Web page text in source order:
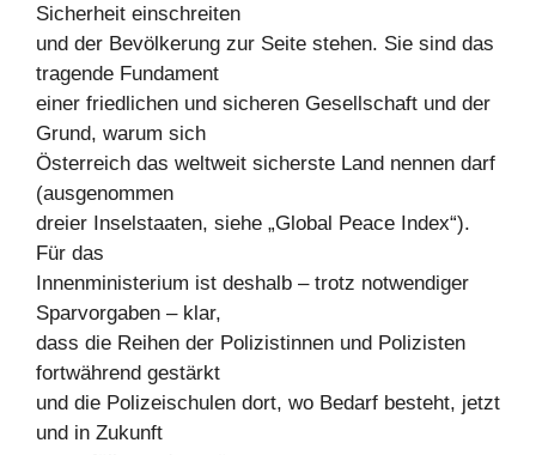
Sicherheit einschreiten
und der Bevölkerung zur Seite stehen. Sie sind das
tragende Fundament
einer friedlichen und sicheren Gesellschaft und der
Grund, warum sich
Österreich das weltweit sicherste Land nennen darf
(ausgenommen
dreier Inselstaaten, siehe „Global Peace Index“).
Für das
Innenministerium ist deshalb – trotz notwendiger
Sparvorgaben – klar,
dass die Reihen der Polizistinnen und Polizisten
fortwährend gestärkt
und die Polizeischulen dort, wo Bedarf besteht, jetzt
und in Zukunft